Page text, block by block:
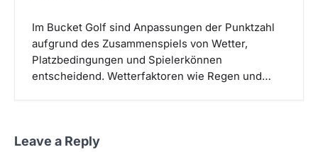
Im Bucket Golf sind Anpassungen der Punktzahl
aufgrund des Zusammenspiels von Wetter,
Platzbedingungen und Spielerkönnen
entscheidend. Wetterfaktoren wie Regen und…
Leave a Reply